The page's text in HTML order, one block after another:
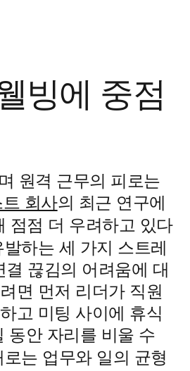
빙에 중점
원격 근무의 피로는
회사의 최근 연구에
점점 더 우려하고 있다
하는 세 가지 스트레
끊김의 어려움에 대
면 먼저 리더가 직원
고 미팅 사이에 휴식
동안 자리를 비울 수
는 업무와 일의 균형